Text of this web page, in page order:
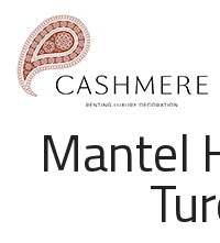
Mantel